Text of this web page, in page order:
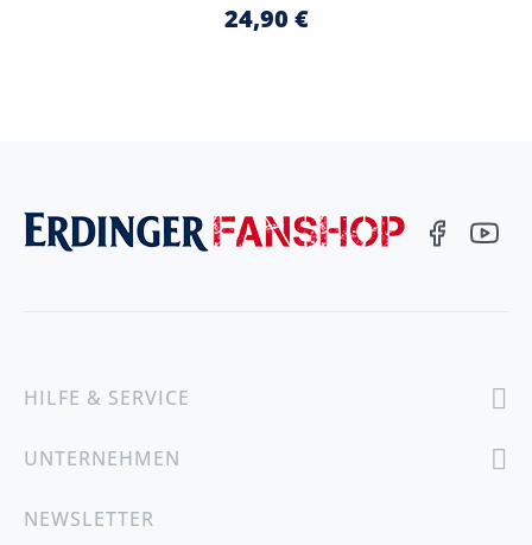
24,90 €
HILFE & SERVICE
UNTERNEHMEN
NEWSLETTER